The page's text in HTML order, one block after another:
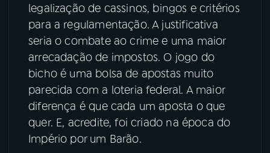
legalização de cassinos, bingos e critérios
para a regulamentação. A justificativa
seria o combate ao crime e uma maior
arrecadação de impostos. O jogo do
bicho é uma bolsa de apostas muito
parecida com a loteria federal. A maior
diferença é que cada um aposta o que
quer. E, acredite, foi criado na época do
Império por um Barão.